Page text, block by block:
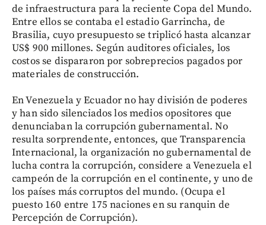
de infraestructura para la reciente Copa del Mundo.
Entre ellos se contaba el estadio Garrincha, de
Brasilia, cuyo presupuesto se triplicó hasta alcanzar
US$ 900 millones. Según auditores oficiales, los
costos se dispararon por sobreprecios pagados por
materiales de construcción.
En Venezuela y Ecuador no hay división de poderes
y han sido silenciados los medios opositores que
denunciaban la corrupción gubernamental. No
resulta sorprendente, entonces, que Transparencia
Internacional, la organización no gubernamental de
lucha contra la corrupción, considere a Venezuela el
campeón de la corrupción en el continente, y uno de
los países más corruptos del mundo. (Ocupa el
puesto 160 entre 175 naciones en su ranquin de
Percepción de Corrupción).